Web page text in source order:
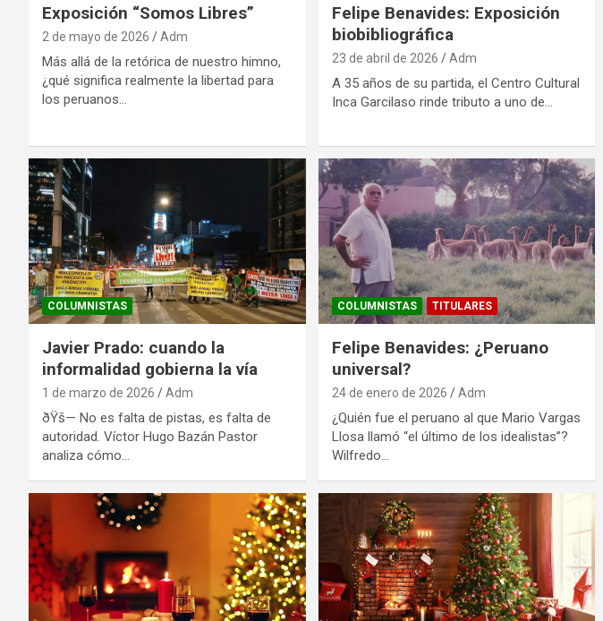
Exposición “Somos Libres”
2 de mayo de 2026 Adm
Más allá de la retórica de nuestro himno,
¿qué significa realmente la libertad para
los peruanos…
Felipe Benavides: Exposición
biobibliográfica
23 de abril de 2026 Adm
A 35 años de su partida, el Centro Cultural
Inca Garcilaso rinde tributo a uno de…
COLUMNISTAS
Javier Prado: cuando la
informalidad gobierna la vía
1 de marzo de 2026 Adm
ðŸš— No es falta de pistas, es falta de
autoridad. Víctor Hugo Bazán Pastor
analiza cómo…
COLUMNISTAS TITULARES
Felipe Benavides: ¿Peruano
universal?
24 de enero de 2026 Adm
¿Quién fue el peruano al que Mario Vargas
Llosa llamó “el último de los idealistas”?
Wilfredo…